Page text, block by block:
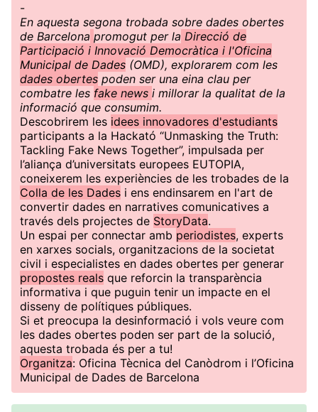
-
En aquesta segona trobada sobre dades obertes
de Barcelona promogut per la Direcció de
Participació i Innovació Democràtica i l'Oficina
Municipal de Dades (OMD), explorarem com les
dades obertes poden ser una eina clau per
combatre les fake news i millorar la qualitat de la
informació que consumim.
Descobrirem les idees innovadores d'estudiants
participants a la Hackató “Unmasking the Truth:
Tackling Fake News Together”, impulsada per
l’aliança d’universitats europees EUTOPIA,
coneixerem les experiències de les trobades de la
Colla de les Dades i ens endinsarem en l'art de
convertir dades en narratives comunicatives a
través dels projectes de StoryData.
Un espai per connectar amb periodistes, experts
en xarxes socials, organitzacions de la societat
civil i especialistes en dades obertes per generar
propostes reals que reforcin la transparència
informativa i que puguin tenir un impacte en el
disseny de polítiques públiques.
Si et preocupa la desinformació i vols veure com
les dades obertes poden ser part de la solució,
aquesta trobada és per a tu!
Organitza: Oficina Tècnica del Canòdrom i l’Oficina
Municipal de Dades de Barcelona